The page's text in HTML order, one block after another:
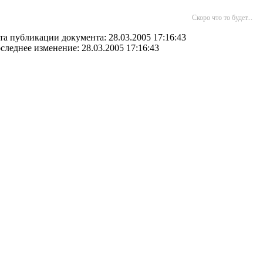
Скоро что то будет...
публикации документа: 28.03.2005 17:16:43
изменение: 28.03.2005 17:16:43